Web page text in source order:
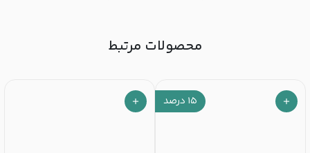
محصولات مرتبط
۱۵ درصد